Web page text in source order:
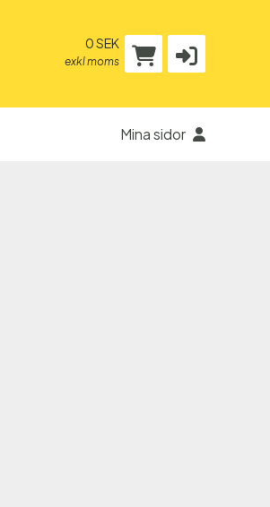
0 SEK
exkl moms
Mina sidor